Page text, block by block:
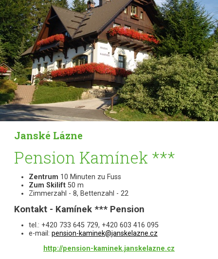
Janské Lázne
Pension Kamínek ***
Zentrum 10 Minuten zu Fuss
Zum Skilift 50 m
Zimmerzahl - 8, Bettenzahl - 22
Kontakt - Kamínek *** Pension
tel.: +420 733 645 729, +420 603 416 095
e-mail: pension-kaminek@janskelazne.cz
http://pension-kaminek.janskelazne.cz